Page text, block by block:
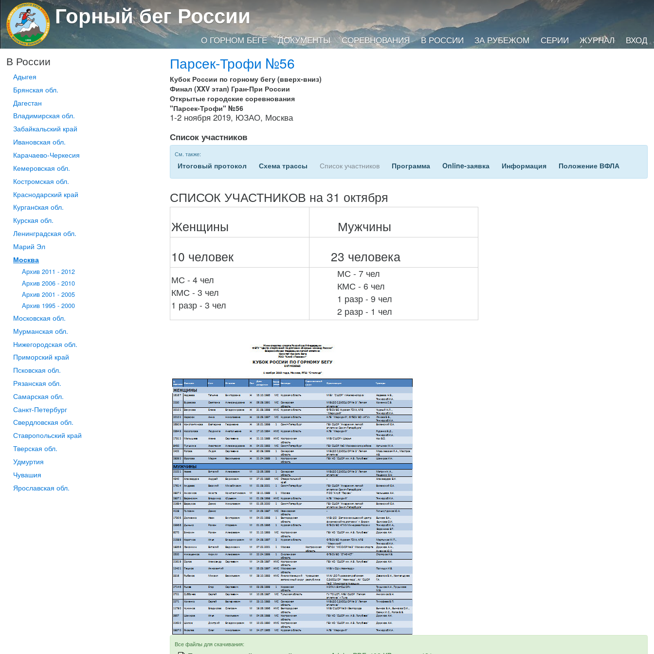
Горный бег России
О ГОРНОМ БЕГЕ ДОКУМЕНТЫ СОРЕВНОВАНИЯ В РОССИИ ЗА РУБЕЖОМ СЕРИИ ЖУРНАЛ ВХОД
В России
Адыгея
Брянская обл.
Дагестан
Владимирская обл.
Забайкальский край
Ивановская обл.
Карачаево-Черкесия
Кемеровская обл.
Костромская обл.
Краснодарский край
Курганcкая обл.
Курская обл.
Ленинградская обл.
Марий Эл
Москва
Архив 2011 - 2012
Архив 2006 - 2010
Архив 2001 - 2005
Архив 1995 - 2000
Московская обл.
Мурманская обл.
Нижегородская обл.
Приморский край
Псковская обл.
Рязанская обл.
Самарская обл.
Санкт-Петербург
Свердловская обл.
Ставропольский край
Тверская обл.
Удмуртия
Чувашия
Ярославская обл.
Парсек-Трофи №56
Кубок России по горному бегу (вверх-вниз)
Финал (XXV этап) Гран-При России
Открытые городские соревнования
"Парсек-Трофи" №56
1-2 ноября 2019, ЮЗАО, Москва
Список участников
См. также:
Итоговый протокол Схема трассы Список участников Программа Online-заявка Информация Положение ВФЛА
СПИСОК УЧАСТНИКОВ на 31 октября
Женщины
Мужчины
10 человек
23 человека
МС - 4 чел
КМС - 3 чел
1 разр - 3 чел
МС - 7 чел
КМС - 6 чел
1 разр - 9 чел
2 разр - 1 чел
Все файлы для скачивания: